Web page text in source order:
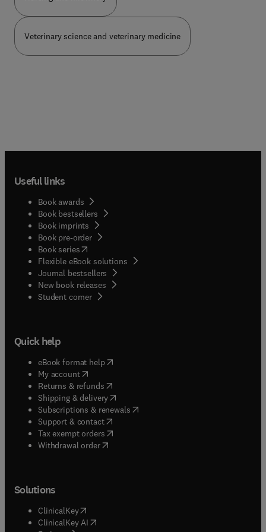
Veterinary science and veterinary medicine
Useful links
Book awards
Book bestsellers
Book imprints
Book pre-order
Book series(opens in new tab/window
Flexible eBook solutions
Journal bestsellers
New book releases
Student corner( opens in new tab/window
Quick help
eBook format help( opens in new tab/window
My account( opens in new tab/window
Returns & refunds( opens in new tab/window
Shipping & delivery(opens in new tab/window
Subscriptions & renewals( opens in new tab/window
Support & contact( opens in new tab/window
Tax exempt orders( opens in new tab/window
Withdrawal order
Solutions
ClinicalKey(opens in new tab/window
ClinicalKey AI opens in new tab/window